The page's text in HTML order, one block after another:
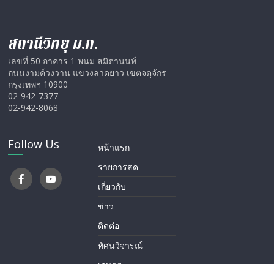
สถานีวิทยุ ม.ก.
เลขที่ 50 อาคาร 1 พนม สมิตานนท์
ถนนงามค์วงวาน แขวงลาดยาว เขตจตุจักร
กรุงเทพฯ 10900
02-942-7377
02-942-8068
Follow Us
หน้าแรก
รายการสด
เกี่ยวกับ
ข่าว
ติดต่อ
ทัศนวิจารณ์